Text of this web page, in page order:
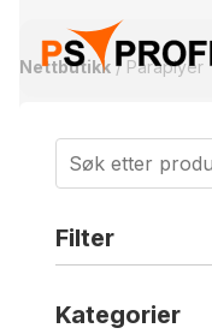
Nettbutikk / Paraplyer
Filter
Kategorier